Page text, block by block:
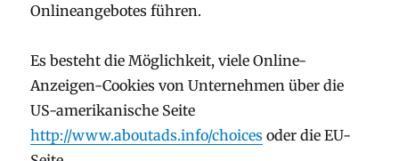
Onlineangebotes führen.
Es besteht die Möglichkeit, viele Online-
Anzeigen-Cookies von Unternehmen über die
US-amerikanische Seite
http://www.aboutads.info/choices oder die EU-